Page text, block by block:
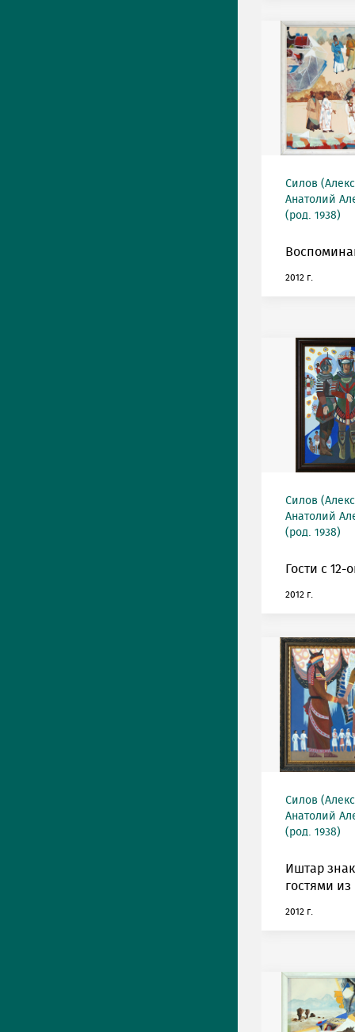
Силов
Анатолий
(род. 1938)
2012 г.
Силов
Анатолий
(род. 1938)
Гости с
2012 г.
Силов
Анатолий
(род. 1938)
Иштар
гостями
2012 г.